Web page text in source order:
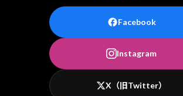
Facebook
Instagram
X（旧Twitter）